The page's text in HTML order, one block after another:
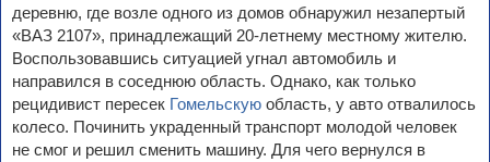
деревню, где возле одного из домов обнаружил незапертый
«ВАЗ 2107», принадлежащий 20-летнему местному жителю.
Воспользовавшись ситуацией угнал автомобиль и
направился в соседнюю область. Однако, как только
рецидивист пересек Гомельскую область, у авто отвалилось
колесо. Починить украденный транспорт молодой человек
не смог и решил сменить машину. Для чего вернулся в